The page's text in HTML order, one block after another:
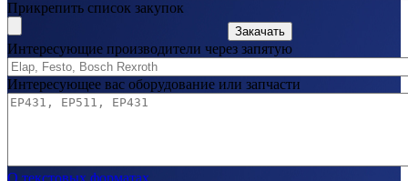
Прикрепить список закупок
Закачать
Интересующие производители через запятую
Интересующее вас оборудование или запчасти
О текстовых форматах